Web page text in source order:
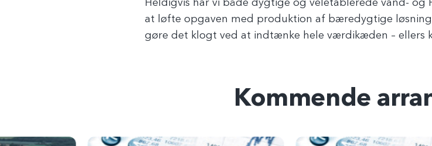
Heldigvis har vi både dygtige og veletablerede vand- og
at løfte opgaven med produktion af bæredygtige
gøre det klogt ved at indtænke hele værdikæden – ellers
Kommende